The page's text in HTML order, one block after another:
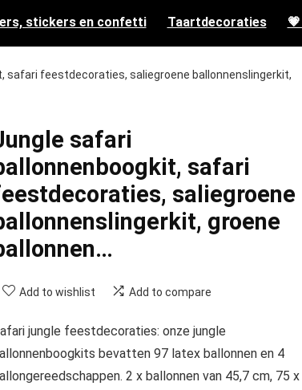
stickers en confetti Taartdecoraties
safari feestdecoraties, saliegroene ballonnenslingerkit,
safari
safari
saliegroene
groene
Add to wishlist Add to compare
jungle feestdecoraties: onze jungle
bevatten 97 latex ballonnen en 4
2 x ballonnen van 45,7 cm, 75 x